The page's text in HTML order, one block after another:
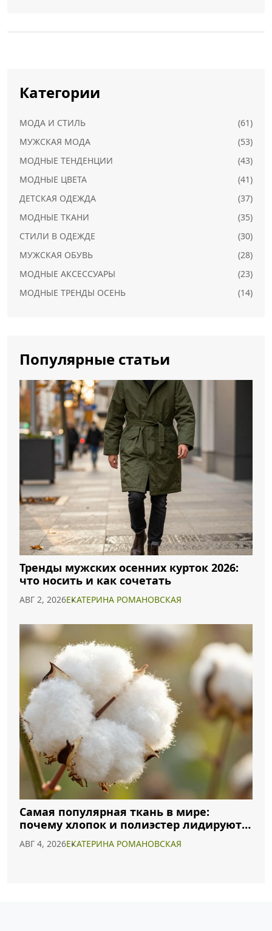
Категории
МОДА И СТИЛЬ
(61)
МУЖСКАЯ МОДА
(53)
МОДНЫЕ ТЕНДЕНЦИИ
(43)
МОДНЫЕ ЦВЕТА
(41)
ДЕТСКАЯ ОДЕЖДА
(37)
МОДНЫЕ ТКАНИ
(35)
СТИЛИ В ОДЕЖДЕ
(30)
МУЖСКАЯ ОБУВЬ
(28)
МОДНЫЕ АКСЕССУАРЫ
(23)
МОДНЫЕ ТРЕНДЫ ОСЕНЬ
(14)
Популярные статьи
Тренды мужских осенних курток 2026:
что носить и как сочетать
АВГ 2, 2026ЕКАТЕРИНА РОМАНОВСКАЯ
Самая популярная ткань в мире:
почему хлопок и полиэстер лидируют в
АВГ 4, 2026ЕКАТЕРИНА РОМАНОВСКАЯ